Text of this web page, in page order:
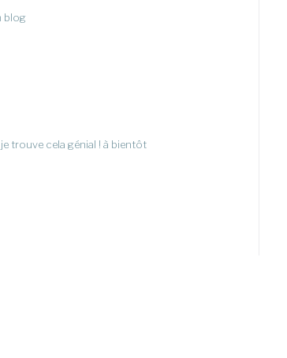
blog
trouve cela génial ! à bientôt